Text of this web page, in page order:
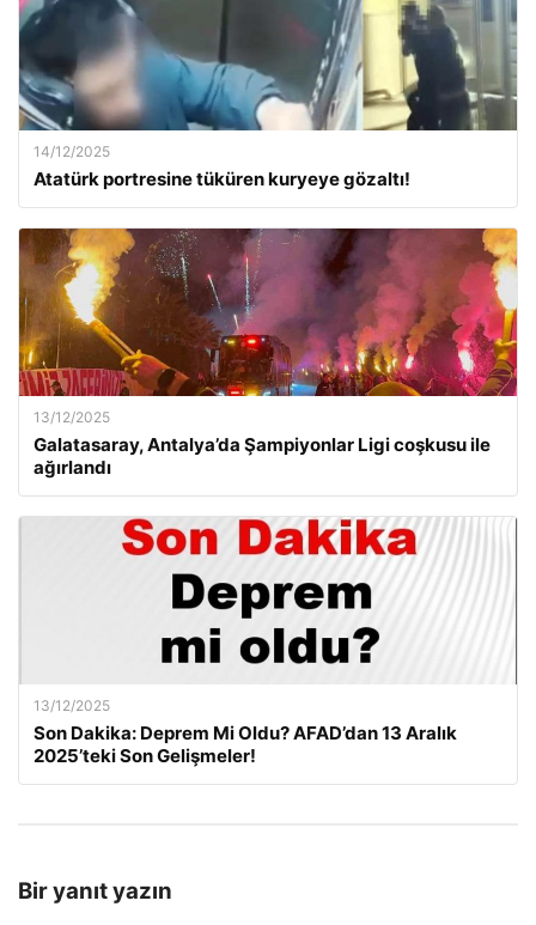
14/12/2025
Atatürk portresine tüküren kuryeye gözaltı!
13/12/2025
Galatasaray, Antalya’da Şampiyonlar Ligi coşkusu ile
ağırlandı
13/12/2025
Son Dakika: Deprem Mi Oldu? AFAD’dan 13 Aralık
2025’teki Son Gelişmeler!
Bir yanıt yazın